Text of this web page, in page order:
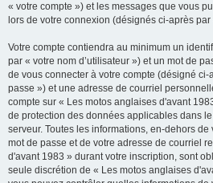
« votre compte ») et les messages que vous
lors de votre connexion (désignés ci-après
Votre compte contiendra au minimum un
par « votre nom d’utilisateur ») et un mot de
de vous connecter à votre compte (désigné ci-
passe ») et une adresse de courriel
compte sur « Les motos anglaises d'avant
de protection des données applicables dans
serveur. Toutes les informations, en-dehors de
mot de passe et de votre adresse de courriel
d'avant 1983 » durant votre inscription, sont
seule discrétion de « Les motos anglaises